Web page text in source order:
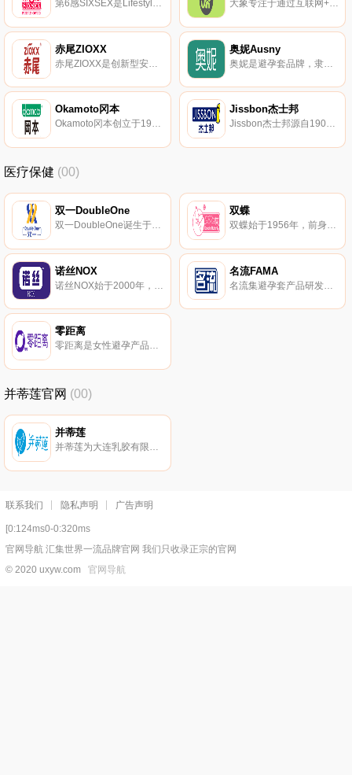
第6感SIXSEX是Lifestyles集团旗下，较受欢迎的大众避孕套品牌，具有较大影响力的避孕套制造商。第6感现有持久系列、经典系列、超薄系列、玻尿酸系列等产品。 大象专注于通过互联网+实体商业模式，为年轻人提供时尚高品质的安全套等快消品的创新型公司。
赤尾ZIOXX
赤尾ZIOXX是创新型安全套品牌，采用泰国天然乳胶作为产品材料。赤尾ZIOXX专注于安全、超薄避孕套的研发、生产、销售的企业。
奥妮Ausny
Okamoto冈本
Okamoto冈本创立于1934年日本，较早生产安全套的厂家。冈本主要从事有关橡胶、塑胶及合成制品事业。
Jissbon杰士邦
Jissbon杰士邦源自1905年澳大利亚，拥有百年的乳胶产品生产历史。杰士邦是全球知名的安全套及两性健康用品品牌，隔绝性卫生防护用品的企业。
医疗保健 (00)
双一DoubleOne
双一DoubleOne诞生于20世纪50年代，较早专业生产乳胶制品和制造乳胶制品生产设备的企业。双一主要生产避孕套、家用手套、工业手套和丁基尼龙衬里手套等。
双蝶
双蝶始于1956年，前身是国营青岛乳胶厂，拥有现代企业管理制度。双蝶专注于研发和生产高品质的天然胶乳橡胶避孕套的大型制造企业。
诺丝NOX 名流FAMA
零距离
零距离是女性避孕产品生产基地，专业从事止痛气雾剂的研发和制造，零距离旗下拥有“劲通”、“好德快”和“零距离”等品牌。
并蒂莲官网 (00)
并蒂莲
并蒂莲为大连乳胶有限责任公司旗下品牌，大连乳胶是一家从事乳胶制品研发、生产和销售的大型生产企业。并蒂莲产品涵盖避孕套、输血胶管、医用手套、检查手套、家用手套、工业手套、密封胶等。
联系我们 隐私声明 广告声明
[0:124ms0-0:320ms
官网导航 汇集世界一流品牌官网 我们只收录正宗的官网
© 2020 uxyw.com 官网导航